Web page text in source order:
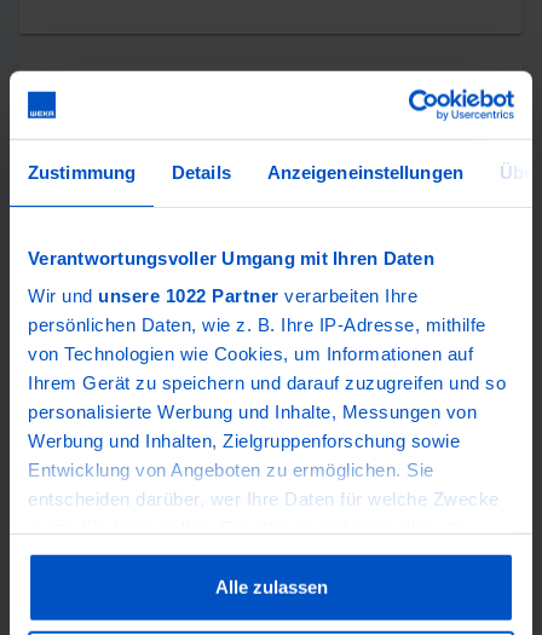
Zustimmung Details Anzeigeneinstellungen
Verantwortungsvoller Umgang mit Ihren Daten
Wir und unsere 1022 Partner verarbeiten Ihre
persönlichen Daten, wie z. B. Ihre IP-Adresse, mithilfe
von Technologien wie Cookies, um Informationen auf
Ihrem Gerät zu speichern und darauf zuzugreifen und so
personalisierte Werbung und Inhalte, Messungen von
Werbung und Inhalten, Zielgruppenforschung sowie
Entwicklung von Angeboten zu ermöglichen. Sie
entscheiden darüber, wer Ihre Daten für welche Zwecke
Cookie-Erklärung oder durch Klicken auf das Privacy
Trigger Symbol ändern oder widerrufen
Alle zulassen
einer elektrotechnischen Ausbildung
(Berufsausbildung oder elektrotechnisches
Elektrofachkraft.